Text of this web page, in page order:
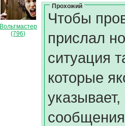
Вольтмастер
(796)
Прохожий
Чтобы
прислал
ситуация
которые